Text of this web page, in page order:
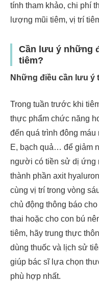
tính tham khảo, chi phí
lượng mũi tiêm, vị trí
Cần lưu ý những
tiêm?
Những điều cần lưu ý
Trong tuần trước khi
thực phẩm chức năng
đến quá trình đông
E, bạch quả… để giảm
người có tiền sử dị ứng
thành phần axit
cùng vị trí trong vòng
chủ động thông báo
thai hoặc cho con bú
tiêm, hãy trung thực
dùng thuốc và lịch sử
giúp bác sĩ lựa chọn
phù hợp nhất.